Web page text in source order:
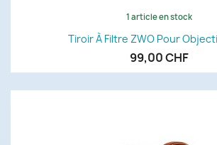
1 article en stock
Tiroir À Filtre ZWO Pour
99,00 CHF